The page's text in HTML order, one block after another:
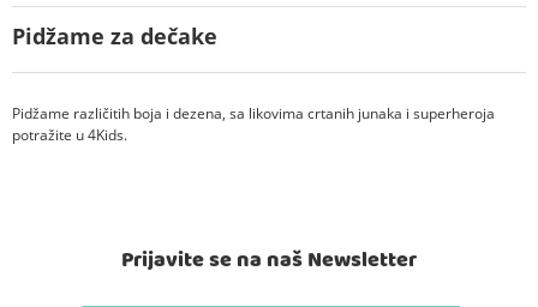
Pidžame za dečake
Pidžame različitih boja i dezena, sa likovima crtanih junaka i superheroja
potražite u 4Kids.
Prijavite se na naš Newsletter